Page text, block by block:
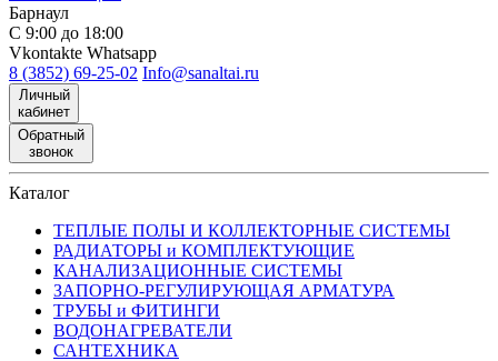
Барнаул
С 9:00 до 18:00
Vkontakte Whatsapp
8 (3852) 69-25-02 Info@sanaltai.ru
Личный
кабинет
Обратный
звонок
Каталог
ТЕПЛЫЕ ПОЛЫ И КОЛЛЕКТОРНЫЕ СИСТЕМЫ
РАДИАТОРЫ и КОМПЛЕКТУЮЩИЕ
КАНАЛИЗАЦИОННЫЕ СИСТЕМЫ
ЗАПОРНО-РЕГУЛИРУЮЩАЯ АРМАТУРА
ТРУБЫ и ФИТИНГИ
ВОДОНАГРЕВАТЕЛИ
САНТЕХНИКА